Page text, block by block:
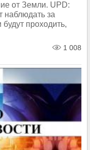
от Земли. UPD:
наблюдать за
проходить,
1 008